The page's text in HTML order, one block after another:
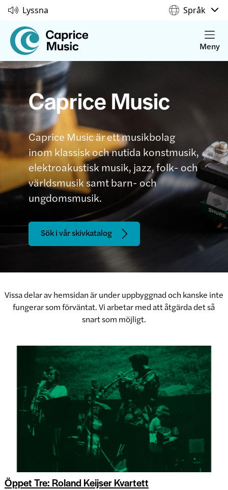
Lyssna Språk
Meny
Caprice Music
Caprice Music är ett musikbolag
inom klassisk och nutida konstmusik,
elektroakustisk musik, jazz, folk- och
världsmusik samt barn- och
ungdomsmusik.
Sök i vår skivkatalog
Vissa delar av hemsidan är under uppbyggnad och kanske inte
fungerar som förväntat. Vi arbetar med att åtgärda det så
snart som möjligt.
Öppet Tre: Roland Keijser Kvartett